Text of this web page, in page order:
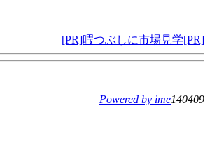
[PR]暇つぶしに市場見学[PR]
Powered by ime140409